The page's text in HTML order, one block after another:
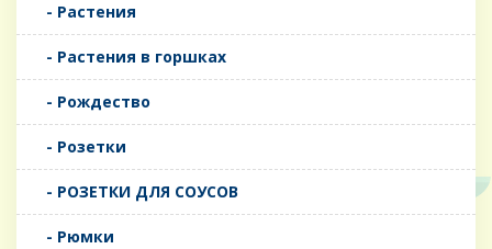
- Растения
- Растения в горшках
- Рождество
- Розетки
- РОЗЕТКИ ДЛЯ СОУСОВ
- Рюмки